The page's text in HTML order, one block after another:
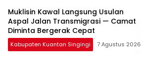
Muklisin Kawal Langsung Usulan
Aspal Jalan Transmigrasi — Camat
Diminta Bergerak Cepat
Kabupaten Kuantan Singingi 7 Agustus 2026